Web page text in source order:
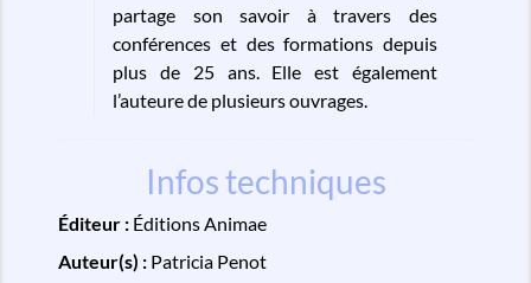
partage son savoir à travers des
conférences et des formations depuis
plus de 25 ans. Elle est également
l’auteure de plusieurs ouvrages.
Infos techniques
Éditeur : Éditions Animae
Auteur(s) : Patricia Penot